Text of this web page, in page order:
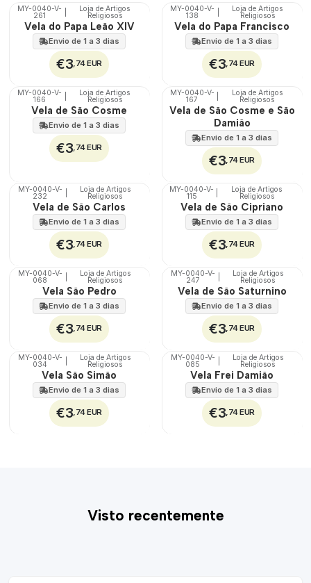
🇵🇹
100%
MY-0040-V-
261
Loja de Artigos
Religiosos
Vela do Papa Leão XIV
Envio de 1 a 3 dias
€3,74 EUR
🇵🇹
100%
MY-0040-V-
138
Loja de Artigos
Religiosos
Vela do Papa Francisco
Envio de 1 a 3 dias
€3,74 EUR
🇵🇹
100%
MY-0040-V-
166
Loja de Artigos
Religiosos
Vela de São Cosme
Envio de 1 a 3 dias
€3,74 EUR
🇵🇹
100%
MY-0040-V-
167
Loja de Artigos
Religiosos
Vela de São Cosme e São
Damião
Envio de 1 a 3 dias
€3,74 EUR
🇵🇹
100%
MY-0040-V-
232
Loja de Artigos
Religiosos
Vela de São Carlos
Envio de 1 a 3 dias
€3,74 EUR
🇵🇹
100%
MY-0040-V-
115
Loja de Artigos
Religiosos
Vela de São Cipriano
Envio de 1 a 3 dias
€3,74 EUR
🇵🇹
100%
MY-0040-V-
068
Loja de Artigos
Religiosos
Vela São Pedro
Envio de 1 a 3 dias
€3,74 EUR
🇵🇹
100%
MY-0040-V-
247
Loja de Artigos
Religiosos
Vela de São Saturnino
Envio de 1 a 3 dias
€3,74 EUR
🇵🇹
100%
MY-0040-V-
034
Loja de Artigos
Religiosos
Vela São Simão
Envio de 1 a 3 dias
€3,74 EUR
🇵🇹
100%
MY-0040-V-
085
Loja de Artigos
Religiosos
Vela Frei Damião
Envio de 1 a 3 dias
€3,74 EUR
Visto recentemente